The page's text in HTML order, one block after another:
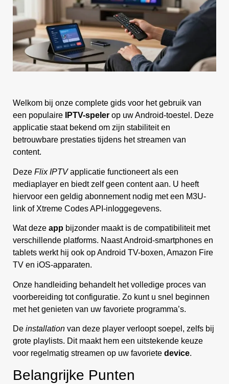
Welkom bij onze complete gids voor het gebruik van
een populaire
IPTV-speler op uw Android-toestel. Deze
applicatie staat bekend om zijn stabiliteit en
betrouwbare prestaties tijdens het streamen van
content.
Deze Flix IPTVapplicatie functioneert als een
mediaplayer en biedt zelf geen content aan. U heeft
hiervoor een geldig abonnement nodig met een M3U-
link of Xtreme Codes API-inloggegevens.
Wat deze app bijzonder maakt is de compatibiliteit met
verschillende platforms. Naast Android-smartphones en
tablets werkt hij ook op Android TV-boxen, Amazon Fire
TV en iOS-apparaten.
Onze handleiding behandelt het volledige proces van
voorbereiding tot configuratie. Zo kunt u snel beginnen
met het genieten van uw favoriete programma’s.
De installation van deze player verloopt soepel, zelfs bij
grote playlists. Dit maakt hem een uitstekende keuze
voor regelmatig streamen op uw favoriete device.
Belangrijke Punten